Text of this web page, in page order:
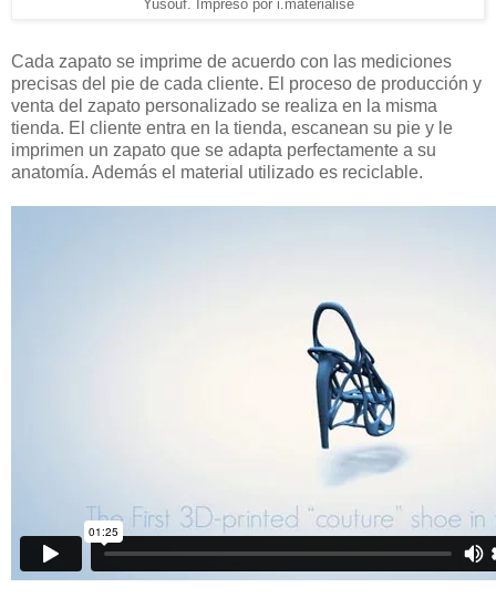
Yusouf. Impreso por i.materialise
Cada zapato se imprime de acuerdo con las mediciones
precisas del pie de cada cliente. El proceso de producción y
venta del zapato personalizado se realiza en la misma
tienda. El cliente entra en la tienda, escanean su pie y le
imprimen un zapato que se adapta perfectamente a su
anatomía. Además el material utilizado es reciclable.